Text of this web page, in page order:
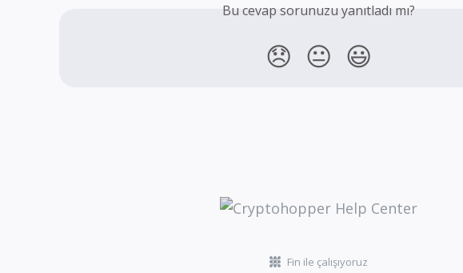
Bu cevap sorunuzu yanıtladı mı?
😞 😐 😃
Fin ile çalışıyoruz